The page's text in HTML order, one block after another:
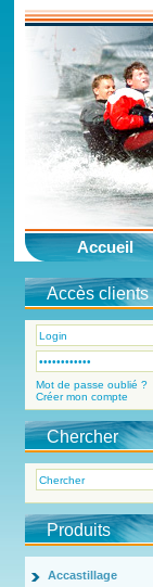
Accueil
Accès clients
Mot de passe oublié ?
Créer mon compte
Chercher
Produits
Accastillage